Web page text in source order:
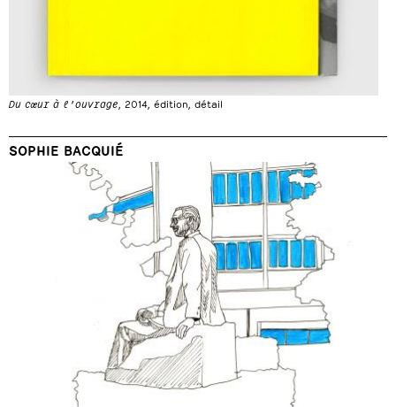
Du cœur à l’ouvrage, 2014, édition, détail
SOPHIE BACQUIÉ